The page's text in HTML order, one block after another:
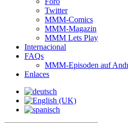
Twitter
MMM-Comics
MMM-Magazin
MMM Lets Play
Internacional
FAQs
MMM-Episoden auf
Enlaces